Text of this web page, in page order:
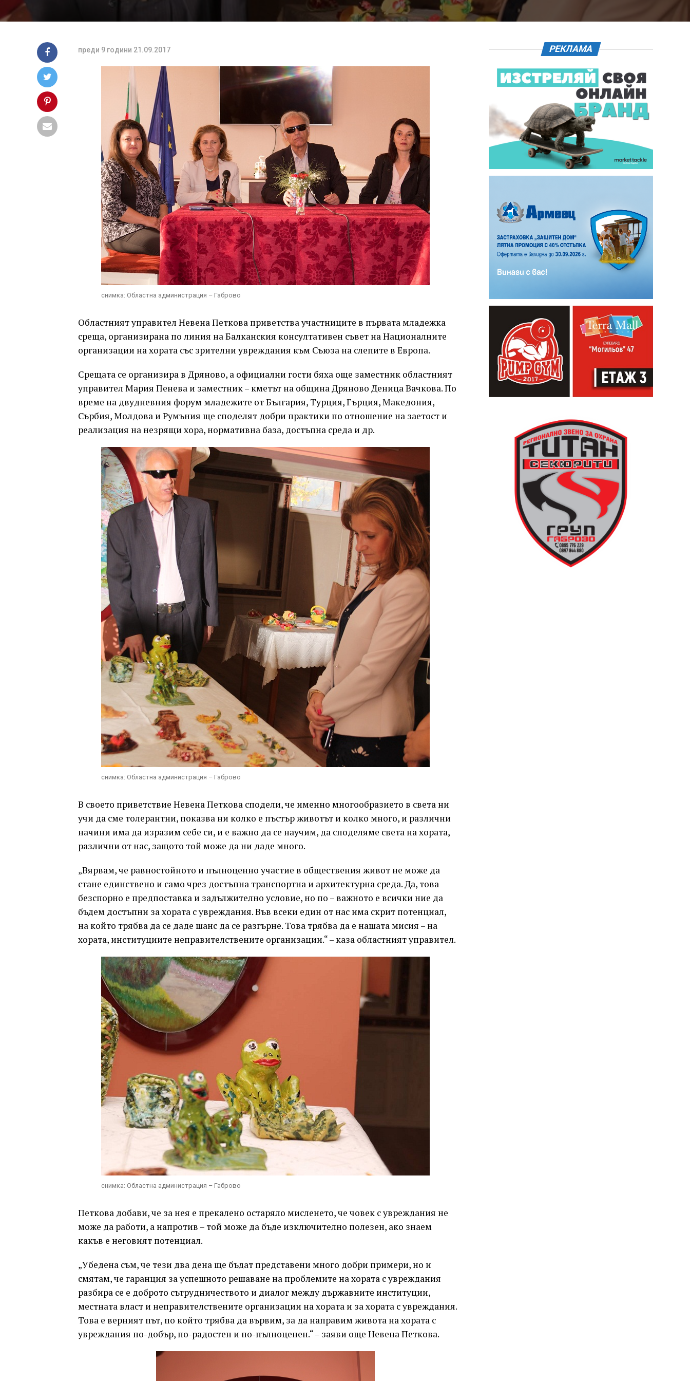
преди 9 години 21.09.2017
снимка: Областна администрация – Габрово
Областният управител Невена Петкова приветства участниците в първата младежка
среща, организирана по линия на Балканския консултативен съвет на Националните
организации на хората със зрителни увреждания към Съюза на слепите в Европа.
Срещата се организира в Дряново, а официални гости бяха още заместник областният
управител Мария Пенева и заместник – кметът на община Дряново Деница Вачкова. По
време на двудневния форум младежите от България, Турция, Гърция, Македония,
Сърбия, Молдова и Румъния ще споделят добри практики по отношение на заетост и
реализация на незрящи хора, нормативна база, достъпна среда и др.
снимка: Областна администрация – Габрово
В своето приветствие Невена Петкова сподели, че именно многообразието в света ни
учи да сме толерантни, показва ни колко е пъстър животът и колко много, и различни
начини има да изразим себе си, и е важно да се научим, да споделяме света на хората,
различни от нас, защото той може да ни даде много.
„Вярвам, че равностойното и пълноценно участие в обществения живот не може да
стане единствено и само чрез достъпна транспортна и архитектурна среда. Да, това
безспорно е предпоставка и задължително условие, но по – важното е всички ние да
бъдем достъпни за хората с увреждания. Във всеки един от нас има скрит потенциал,
на който трябва да се даде шанс да се разгърне. Това трябва да е нашата мисия – на
хората, институциите неправителствените организации.“ – каза областният управител.
снимка: Областна администрация – Габрово
Петкова добави, че за нея е прекалено остаряло мисленето, че човек с увреждания не
може да работи, а напротив – той може да бъде изключително полезен, ако знаем
какъв е неговият потенциал.
„Убедена съм, че тези два дена ще бъдат представени много добри примери, но и
смятам, че гаранция за успешното решаване на проблемите на хората с увреждания
разбира се е доброто сътрудничеството и диалог между държавните институции,
местната власт и неправителствените организации на хората и за хората с увреждания.
Това е верният път, по който трябва да вървим, за да направим живота на хората с
увреждания по-добър, по-радостен и по-пълноценен.“ – заяви още Невена Петкова.
РЕКЛАМА